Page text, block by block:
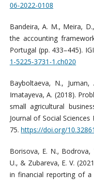
06-2022-0108
Bandeira, A. M., Meira,
the accounting
Portugal (pp. 433–445).
1-5225-3731-1.ch020
Bayboltaeva, N.,
Imatayeva, A. (2018).
small agricultural
Journal of Social Sciences
75. https://doi.org/
Borisova, E. N., Bodrova,
U., & Zubareva, E. V.
in financial reporting of a